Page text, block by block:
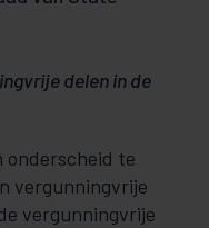
delen in de
onderscheid te
vergunningvrije
vergunningvrije